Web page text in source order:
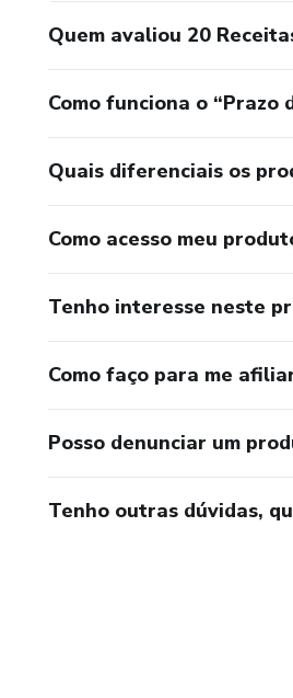
Quem avaliou 20
Como funciona o “Prazo
Quais diferenciais os
Como acesso meu
Tenho interesse neste
Como faço para me
Posso denunciar um
Tenho outras dúvidas,